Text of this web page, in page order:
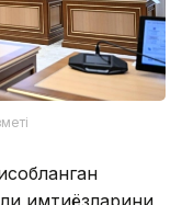
имтиёзларини